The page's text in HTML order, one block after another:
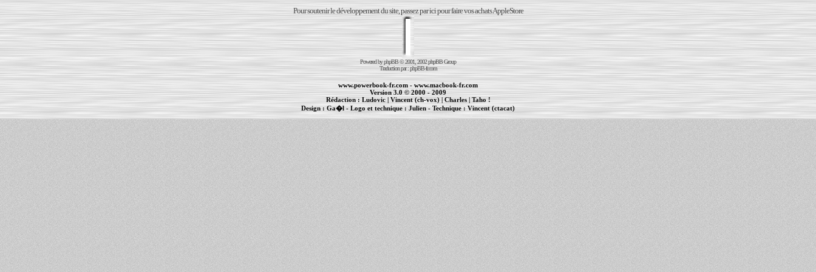
Pour soutenir le développement du site, passez par ici pour faire vos achats AppleStore
Powered byphpBB© 2001, 2002 phpBB Group
Traduction par :phpBB-fr.com
www.powerbook-fr.com - www.macbook-fr.com
Version 3.0 © 2000 - 2009
Rédaction : Ludovic|Vincent (ch-vox)| Charles|Taho !
Design :Ga�l - Logo et technique : Julien - Technique :Vincent (ctacat)
| | cr�ation de sites Internet